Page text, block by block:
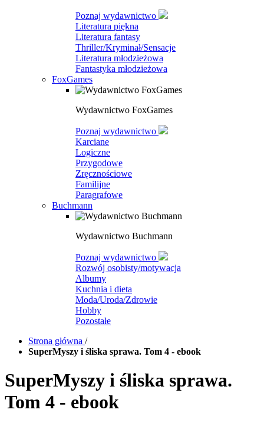
Poznaj wydawnictwo
Literatura piękna
Literatura fantasy
Thriller/Kryminał/Sensacje
Literatura młodzieżowa
Fantastyka młodzieżowa
FoxGames
Wydawnictwo FoxGames
Poznaj wydawnictwo
Karciane
Logiczne
Przygodowe
Zręcznościowe
Familijne
Paragrafowe
Buchmann
Wydawnictwo Buchmann
Poznaj wydawnictwo
Rozwój osobisty/motywacja
Albumy
Kuchnia i dieta
Moda/Uroda/Zdrowie
Hobby
Pozostałe
Strona główna /
SuperMyszy i śliska sprawa. Tom 4 - ebook
SuperMyszy i śliska sprawa.
Tom 4 - ebook